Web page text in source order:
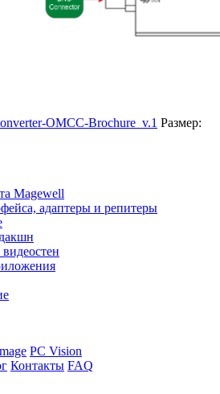
OMCC-Brochure_v.1 Размер:
Magewell
адаптеры и репитеры
PC Vision
Контакты FAQ